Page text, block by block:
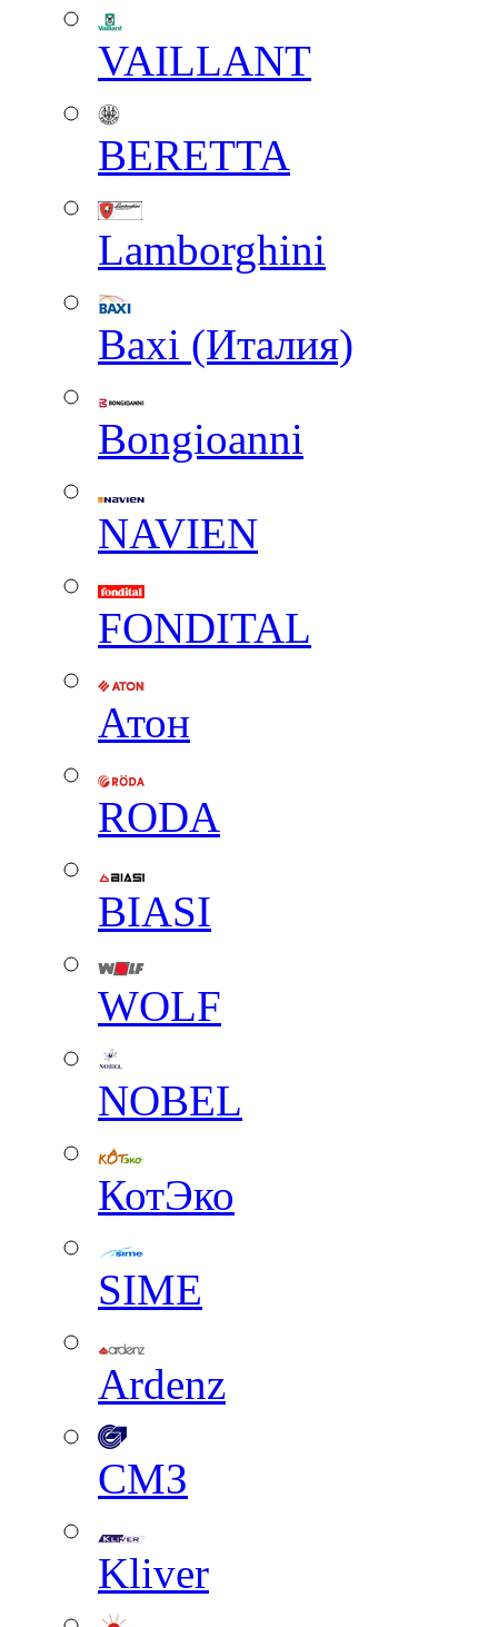
VAILLANT
BERETTA
Lamborghini
Baxi (Италия)
Вongioanni
NAVIEN
FONDITAL
Атон
RODA
BIASI
WOLF
NOBEL
КотЭко
SIME
Ardenz
СМЗ
Kliver